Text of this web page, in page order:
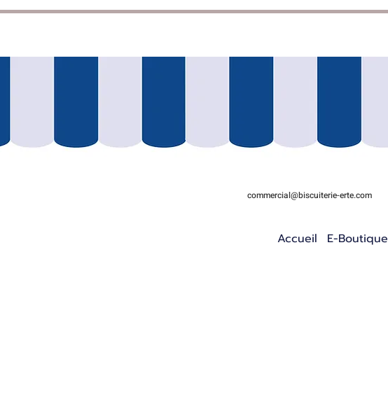
Accueil E-Boutique
commercial@biscuiterie-erte.com